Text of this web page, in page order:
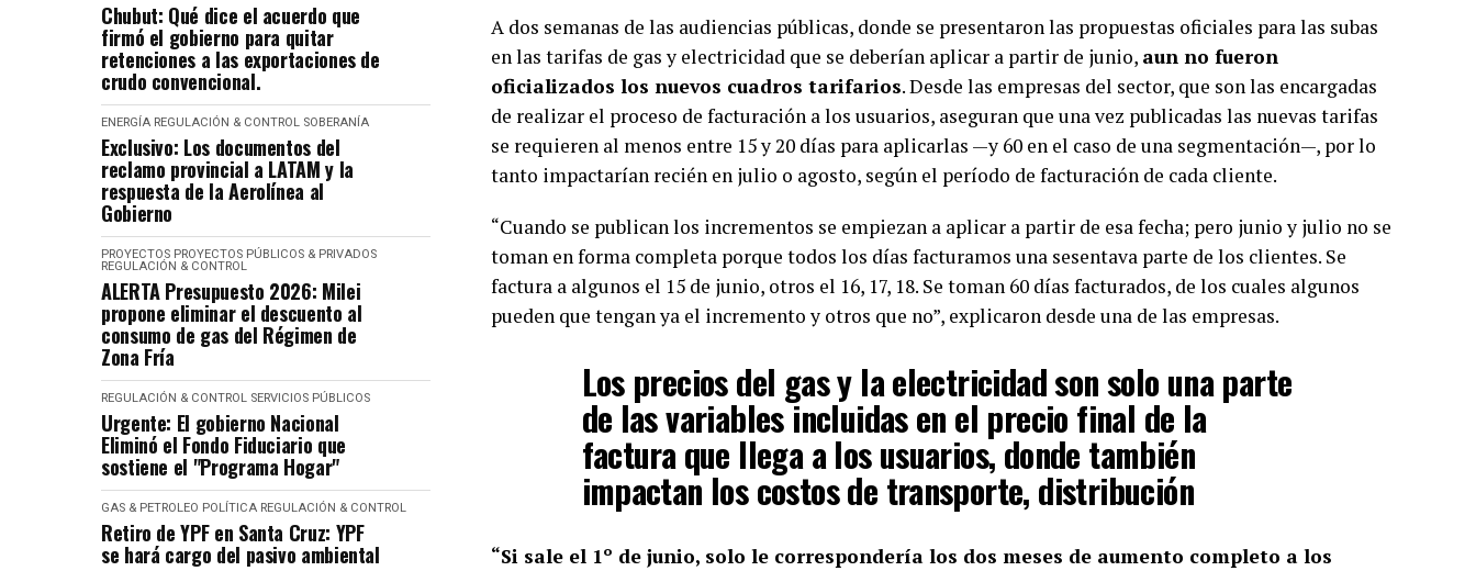
Chubut: Qué dice el acuerdo que
firmó el gobierno para quitar
retenciones a las exportaciones de
crudo convencional.
ENERGÍA REGULACIÓN & CONTROL SOBERANÍA
Exclusivo: Los documentos del
reclamo provincial a LATAM y la
respuesta de la Aerolínea al
Gobierno
PROYECTOS PROYECTOS PÚBLICOS & PRIVADOS
REGULACIÓN & CONTROL
ALERTA Presupuesto 2026: Milei
propone eliminar el descuento al
consumo de gas del Régimen de
Zona Fría
REGULACIÓN & CONTROL SERVICIOS PÚBLICOS
Urgente: El gobierno Nacional
Eliminó el Fondo Fiduciario que
sostiene el "Programa Hogar"
GAS & PETROLEO POLÍTICA REGULACIÓN & CONTROL
Retiro de YPF en Santa Cruz: YPF
se hará cargo del pasivo ambiental
A dos semanas de las audiencias públicas, donde se presentaron las propuestas oficiales para las subas
en las tarifas de gas y electricidad que se deberían aplicar a partir de junio, aun no fueron
oficializados los nuevos cuadros tarifarios. Desde las empresas del sector, que son las encargadas
de realizar el proceso de facturación a los usuarios, aseguran que una vez publicadas las nuevas tarifas
se requieren al menos entre 15 y 20 días para aplicarlas —y 60 en el caso de una segmentación—, por lo
tanto impactarían recién en julio o agosto, según el período de facturación de cada cliente.
“Cuando se publican los incrementos se empiezan a aplicar a partir de esa fecha; pero junio y julio no se
toman en forma completa porque todos los días facturamos una sesentava parte de los clientes. Se
factura a algunos el 15 de junio, otros el 16, 17, 18. Se toman 60 días facturados, de los cuales algunos
pueden que tengan ya el incremento y otros que no”, explicaron desde una de las empresas.
Los precios del gas y la electricidad son solo una parte
de las variables incluidas en el precio final de la
factura que llega a los usuarios, donde también
impactan los costos de transporte, distribución
“Si sale el 1º de junio, solo le correspondería los dos meses de aumento completo a los